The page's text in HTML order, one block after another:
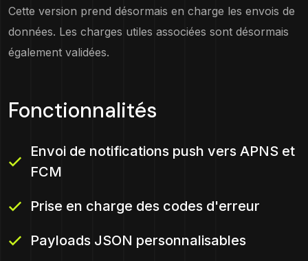
Cette version prend désormais en charge les envois de
données. Les charges utiles associées sont désormais
également validées.
Fonctionnalités
Envoi de notifications push vers APNS et
FCM
Prise en charge des codes d'erreur
Payloads JSON personnalisables